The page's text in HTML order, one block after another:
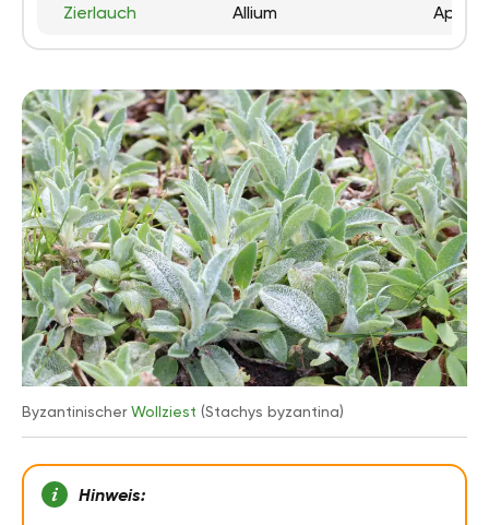
Zierlauch Allium April
ByzantinischerWollziest (Stachys byzantina)
Hinweis: